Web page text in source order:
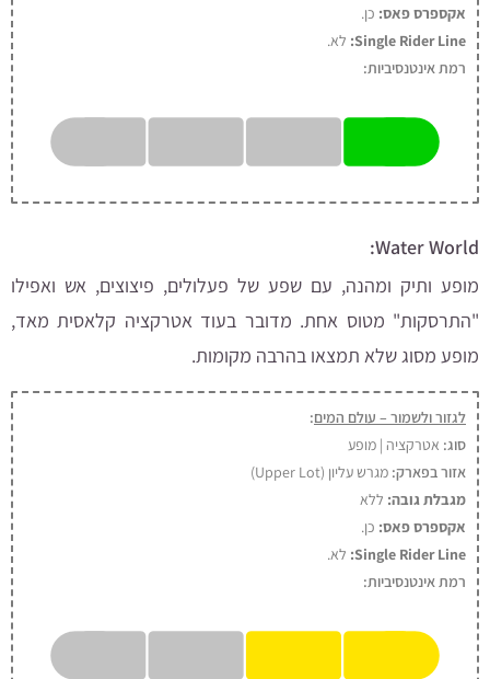
אקספרס פאס: כן.
Single Rider Line: לא.
רמת אינטנסיביות:
Water World:
מופע ותיק ומהנה, עם שפע של פעלולים, פיצוצים, אש ואפילו
"התרסקות" מטוס אחת. מדובר בעוד אטרקציה קלאסית מאד,
מופע מסוג שלא תמצאו בהרבה מקומות.
לגזור ולשמור – עולם המים:
סוג: אטרקציה | מופע
אזור בפארק: מגרש עליון (Upper Lot)
מגבלת גובה: ללא
אקספרס פאס: כן.
Single Rider Line: לא.
רמת אינטנסיביות: